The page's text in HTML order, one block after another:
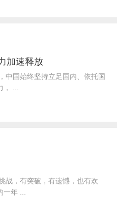
加速释放
中国始终坚持立足国内、依托国
...
战，有突破，有遗憾，也有欢
年 ...